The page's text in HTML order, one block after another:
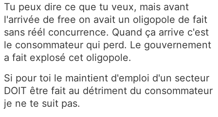
Tu peux dire ce que tu veux, mais avant
l'arrivée de free on avait un oligopole de fait
sans réél concurrence. Quand ça arrive c'est
le consommateur qui perd. Le gouvernement
a fait explosé cet oligopole.
Si pour toi le maintient d'emploi d'un secteur
DOIT être fait au détriment du consommateur
je ne te suit pas.